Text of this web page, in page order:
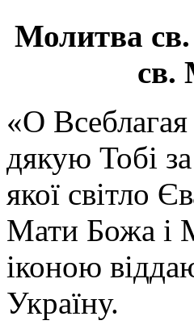
Молитва св.
св.
«О
дякую Тобі
якої світло
Мати Божа і
іконою
Україну.